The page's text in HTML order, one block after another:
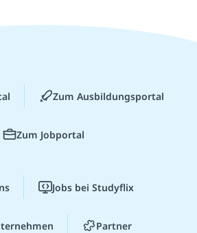
Zum Ausbildungsportal
Zum Jobportal
Jobs bei Studyflix
Partner